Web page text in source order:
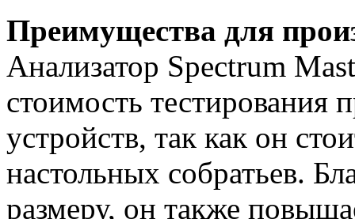
Преимущества для
Анализатор Spectrum
стоимость тестирования
устройств, так как он
настольных собратьев.
размеру, он также